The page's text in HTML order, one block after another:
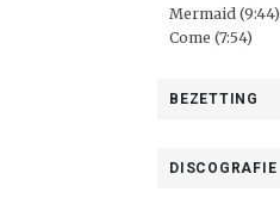
Mermaid (9:44)
Come (7:54)
BEZETTING
DISCOGRAFIE